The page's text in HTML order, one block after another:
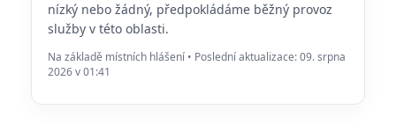
nízký nebo žádný, předpokládáme běžný provoz
služby v této oblasti.
Na základě místních hlášení • Poslední aktualizace: 09. srpna
2026 v 01:41